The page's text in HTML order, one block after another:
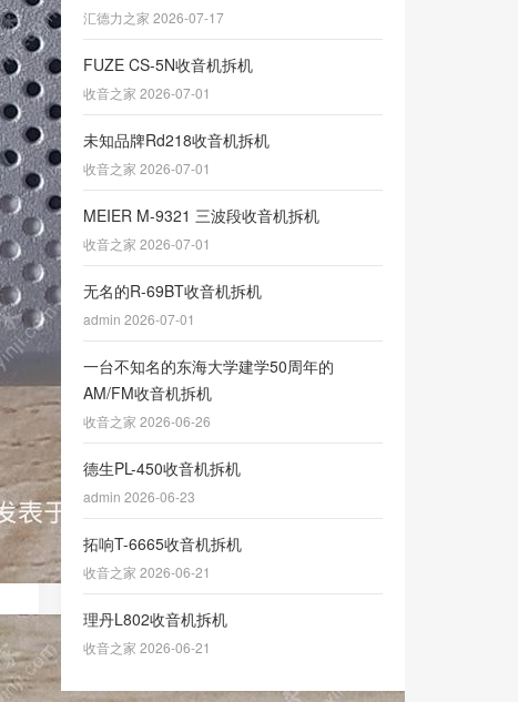
汇德力之家 2026-07-17
FUZE CS-5N收音机拆机
收音之家 2026-07-01
未知品牌Rd218收音机拆机
收音之家 2026-07-01
MEIER M-9321 三波段收音机拆机
收音之家 2026-07-01
无名的R-69BT收音机拆机
admin 2026-07-01
一台不知名的东海大学建学50周年的
AM/FM收音机拆机
收音之家 2026-06-26
德生PL-450收音机拆机
admin 2026-06-23
拓响T-6665收音机拆机
收音之家 2026-06-21
理丹L802收音机拆机
收音之家 2026-06-21